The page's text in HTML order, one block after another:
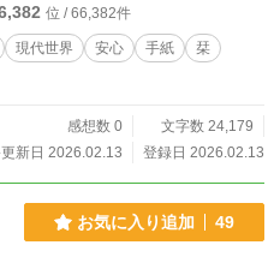
位 / 66,382件
現代世界 安心 手紙
栞
感想数 0
文字数 24,179
新日 2026.02.13
登録日 2026.02.13
お気に入り追加 49